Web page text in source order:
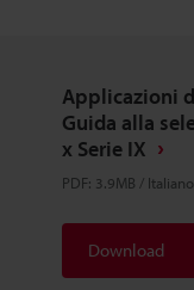
Applicazioni
Guida alla
x Serie IX
PDF: 3.9MB / Italiano
Download